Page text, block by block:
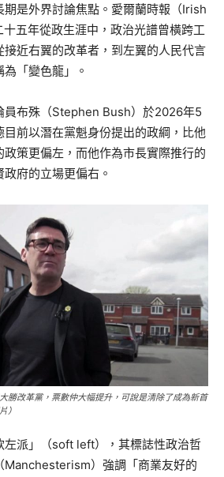
期是外界討論焦點。愛爾蘭時報（Irish
五年從政生涯中，政治光譜曾橫跨工
接近右翼的改革者，到左翼的人民代言
「變色龍」。
員布殊（Stephen Bush）於2026年5
目前以潛在黨魁身份提出的政綱，比他
策更偏左，而他作為市長實際推行的
府的立場更偏右。
勝改革黨，票數仲大幅提升，可說是淸除了成為新首
）
左派」（soft left），其標誌性政治哲
Manchesterism）強調「商業友好的